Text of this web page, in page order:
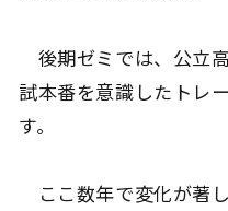
後期ゼミでは、公立
試本番を意識したトレ
す。
ここ数年で変化が著